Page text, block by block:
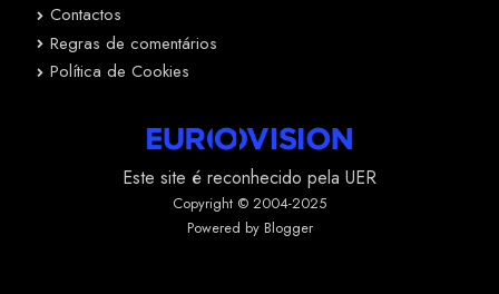
Contactos
Regras de comentários
Política de Cookies
Este site é reconhecido pela UER
Copyright © 2004-2025
Powered by Blogger